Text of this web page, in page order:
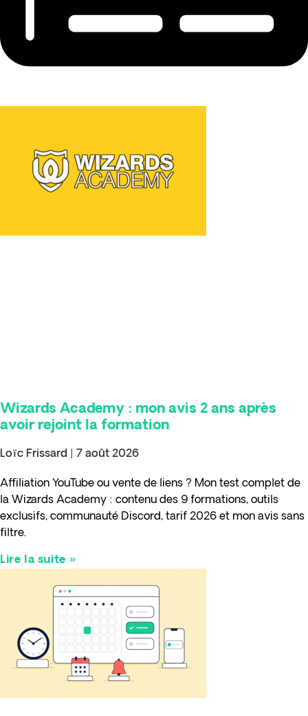
Wizards Academy : mon avis 2 ans après
avoir rejoint la formation
Loïc Frissard 7 août 2026
Affiliation YouTube ou vente de liens ? Mon test complet de
la Wizards Academy : contenu des 9 formations, outils
exclusifs, communauté Discord, tarif 2026 et mon avis sans
filtre.
Lire la suite »